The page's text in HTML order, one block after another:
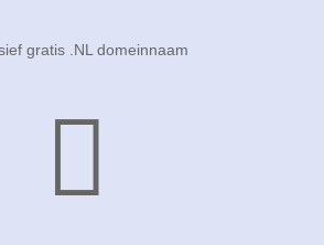
gratis .NL domeinnaam
